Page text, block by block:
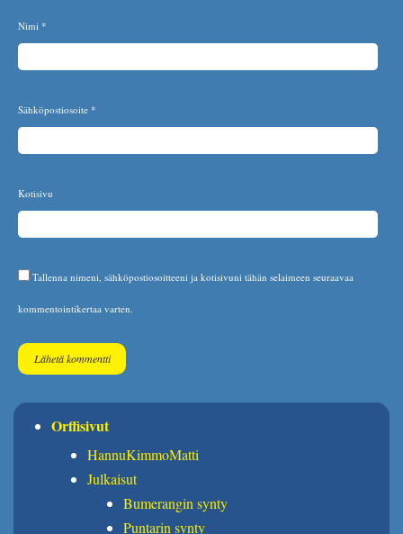
Nimi *
Sähköpostiosoite *
Kotisivu
Tallenna nimeni, sähköpostiosoitteeni ja kotisivuni tähän selaimeen seuraavaa
kommentointikertaa varten.
Orffisivut
HannuKimmoMatti
Julkaisut
Bumerangin synty
Puntarin synty